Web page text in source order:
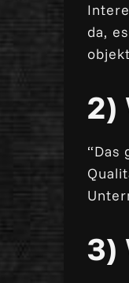
da,
2)
“Das
3)